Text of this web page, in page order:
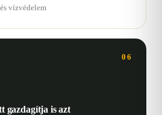
vízvédelem
06
gazdagítja is azt